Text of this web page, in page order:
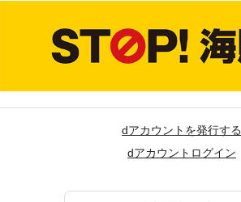
dアカウントを発行する
dアカウントログイン